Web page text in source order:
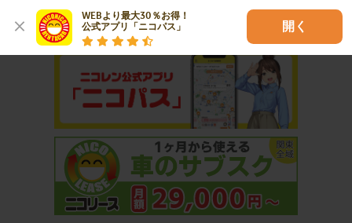
WEBより最大30％お得！
公式アプリ「ニコパス」
開く
おすすめコンテンツ